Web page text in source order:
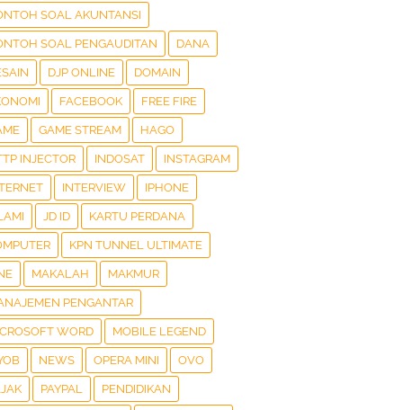
SOAL AKUNTANSI
SOAL PENGAUDITAN DANA
DJP ONLINE DOMAIN
FACEBOOK FREE FIRE
GAME STREAM HAGO
INJECTOR INDOSAT INSTAGRAM
INTERVIEW IPHONE
JD ID KARTU PERDANA
KPN TUNNEL ULTIMATE
MAKALAH MAKMUR
PENGANTAR
WORD MOBILE LEGEND
NEWS OPERA MINI OVO
PAYPAL PENDIDIKAN